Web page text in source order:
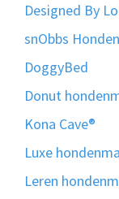
Designed By
snObbs
DoggyBed
Donut
Kona Cave®
Luxe
Leren